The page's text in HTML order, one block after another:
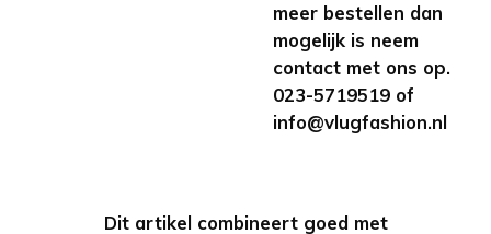
meer bestellen dan
mogelijk is neem
contact met ons op.
023-5719519 of
info@vlugfashion.nl
Dit artikel combineert goed met